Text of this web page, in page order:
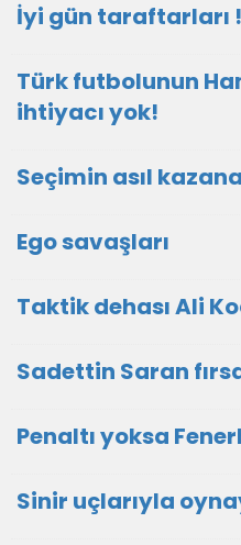
İyi gün taraftarları !
Türk futbolunun
ihtiyacı yok!
Seçimin asıl
Ego savaşları
Taktik dehası Ali
Sadettin Saran
Penaltı yoksa
Sinir uçlarıyla